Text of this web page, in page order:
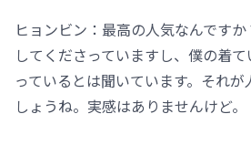
ヒョンビン：最高の人気なんです
してくださっていますし、僕の着
っているとは聞いています。それ
しょうね。実感はありませんけど。